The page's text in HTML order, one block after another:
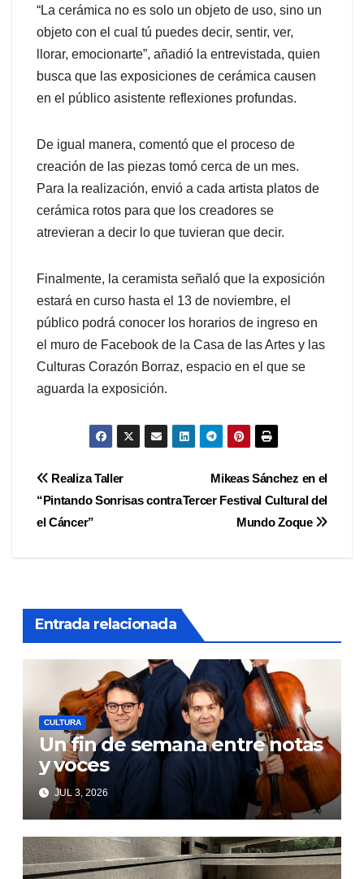
“La cerámica no es solo un objeto de uso, sino un
objeto con el cual tú puedes decir, sentir, ver,
llorar, emocionarte”, añadió la entrevistada, quien
busca que las exposiciones de cerámica causen
en el público asistente reflexiones profundas.
De igual manera, comentó que el proceso de
creación de las piezas tomó cerca de un mes.
Para la realización, envió a cada artista platos de
cerámica rotos para que los creadores se
atrevieran a decir lo que tuvieran que decir.
Finalmente, la ceramista señaló que la exposición
estará en curso hasta el 13 de noviembre, el
público podrá conocer los horarios de ingreso en
el muro de Facebook de la Casa de las Artes y las
Culturas Corazón Borraz, espacio en el que se
aguarda la exposición.
Navegación
de
Mikeas Sánchez en el
Tercer Festival Cultural del
Mundo Zoque
Realiza Taller
“Pintando Sonrisas contra
el Cáncer”
Entrada relacionada
CULTURA
Un fin de semana entre notas
y voces
JUL 3, 2026